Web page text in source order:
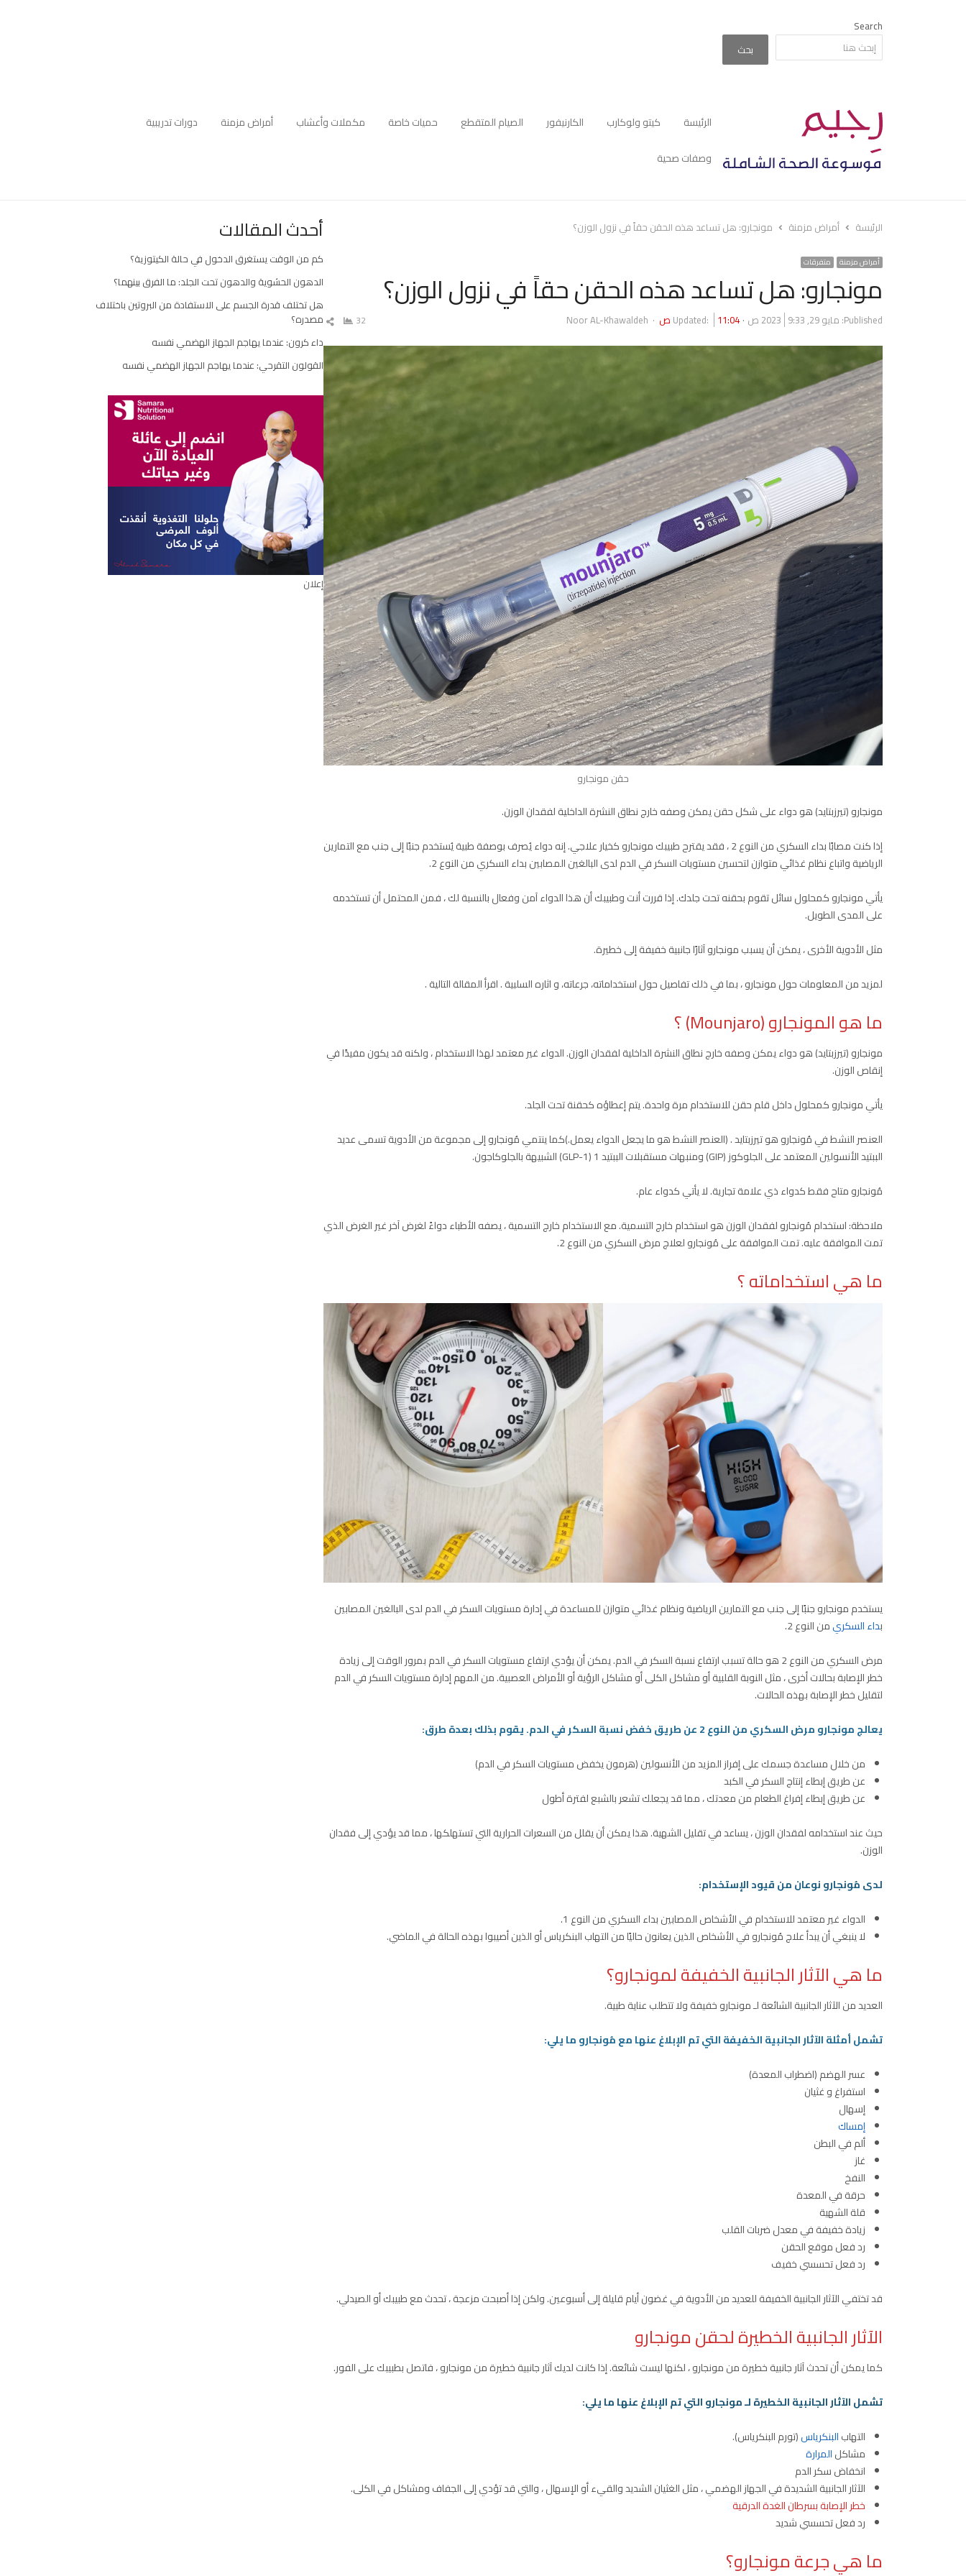
Search
بحث
الرئيسة كيتو ولوكارب الكارنيفور الصيام المتقطع حميات خاصة مكملات وأعشاب أمراض مزمنة
دورات تدريبية
وصفات صحية
الرئيسة أمراض مزمنة مونجارو: هل تساعد هذه الحقن حقاً في نزول الوزن؟
أمراض مزمنة متفرقات
مونجارو: هل تساعد هذه الحقن حقاً في نزول الوزن؟
Published: مايو 29, 2023 9:33 ص Updated: 11:04 ص Author
Noor AL-Khawaldeh
32
شارك
المقال
حقن مونجارو
مونجارو (تيرزبتايد) هو دواء على شكل حقن يمكن وصفه خارج نطاق النشرة الداخلية لفقدان الوزن.
إذا كنت مصابًا بداء السكري من النوع 2 ، فقد يقترح طبيبك مونجارو كخيار علاجي. إنه دواء يُصرف بوصفة طبية يُستخدم جنبًا إلى جنب مع التمارين
الرياضية واتباع نظام غذائي متوازن لتحسين مستويات السكر في الدم لدى البالغين المصابين بداء السكري من النوع 2.
يأتي مونجارو كمحلول سائل تقوم بحقنه تحت جلدك. إذا قررت أنت وطبيبك أن هذا الدواء آمن وفعال بالنسبة لك ، فمن المحتمل أن تستخدمه
على المدى الطويل.
مثل الأدوية الأخرى ، يمكن أن يسبب مونجارو آثارًا جانبية خفيفة إلى خطيرة.
لمزيد من المعلومات حول مونجارو ، بما في ذلك تفاصيل حول استخداماته، جرعاته، و اثاره السلبية . اقرأ المقالة التالية .
ما هو المونجارو (Mounjaro) ؟
مونجارو (تيرزبتايد) هو دواء يمكن وصفه خارج نطاق النشرة الداخلية لفقدان الوزن. الدواء غير معتمد لهذا الاستخدام ، ولكنه قد يكون مفيدًا في
إنقاص الوزن.
يأتي مونجارو كمحلول داخل قلم حقن للاستخدام مرة واحدة. يتم إعطاؤه كحقنة تحت الجلد.
العنصر النشط في مُونجارو هو تيرزبتايد . (العنصر النشط هو ما يجعل الدواء يعمل.)كما ينتمي مُونجارو إلى مجموعة من الأدوية تسمى عديد
الببتيد الأنسولين المعتمد على الجلوكوز (GIP) ومنبهات مستقبلات الببتيد 1 (GLP-1) الشبيهة بالجلوكاجون.
مُونجارو متاح فقط كدواء ذي علامة تجارية. لا يأتي كدواء عام.
ملاحظة: استخدام مُونجارو لفقدان الوزن هو استخدام خارج التسمية. مع الاستخدام خارج التسمية ، يصفه الأطباء دواءً لغرض آخر غير الغرض الذي
تمت الموافقة عليه. تمت الموافقة على مُونجارو لعلاج مرض السكري من النوع 2.
ما هي استخداماته ؟
يستخدم مونجارو جنبًا إلى جنب مع التمارين الرياضية ونظام غذائي متوازن للمساعدة في إدارة مستويات السكر في الدم لدى البالغين المصابين
بداء السكريمن النوع 2.
مرض السكري من النوع 2 هو حالة تسبب ارتفاع نسبة السكر في الدم. يمكن أن يؤدي ارتفاع مستويات السكر في الدم بمرور الوقت إلى زيادة
خطر الإصابة بحالات أخرى ، مثل النوبة القلبية أو مشاكل الكلى أو مشاكل الرؤية أو الأمراض العصبية. من المهم إدارة مستويات السكر في الدم
لتقليل خطر الإصابة بهذه الحالات.
يعالج مونجارو مرض السكري من النوع 2 عن طريق خفض نسبة السكر في الدم. يقوم بذلك بعدة طرق:
من خلال مساعدة جسمك على إفراز المزيد من الأنسولين (هرمون يخفض مستويات السكر في الدم)
عن طريق إبطاء إنتاج السكر في الكبد
عن طريق إبطاء إفراغ الطعام من معدتك ، مما قد يجعلك تشعر بالشبع لفترة أطول
حيث عند استخدامه لفقدان الوزن ، يساعد في تقليل الشهية. هذا يمكن أن يقلل من السعرات الحرارية التي تستهلكها ، مما قد يؤدي إلى فقدان
الوزن.
لدى مُونجارو نوعان من قيود الإستخدام:
الدواء غير معتمد للاستخدام في الأشخاص المصابين بداء السكري من النوع 1.
لا ينبغي أن يبدأ علاج مُونجارو في الأشخاص الذين يعانون حاليًا من التهاب البنكرياس أو الذين أصيبوا بهذه الحالة في الماضي.
ما هي الآثار الجانبية الخفيفة لمونجارو؟
العديد من الآثار الجانبية الشائعة لـ مونجارو خفيفة ولا تتطلب عناية طبية.
تشمل أمثلة الآثار الجانبية الخفيفة التي تم الإبلاغ عنها مع مُونجارو ما يلي:
عسر الهضم (اضطراب المعدة)
استفراغ و غثيان
إسهال
إمساك
ألم في البطن
غاز
النفخ
حرقة في المعدة
قلة الشهية
زيادة خفيفة في معدل ضربات القلب
رد فعل موقع الحقن
رد فعل تحسسي خفيف
قد تختفي الآثار الجانبية الخفيفة للعديد من الأدوية في غضون أيام قليلة إلى أسبوعين. ولكن إذا أصبحت مزعجة ، تحدث مع طبيبك أو الصيدلي.
الآثار الجانبية الخطيرة لحقن مونجارو
كما يمكن أن تحدث آثار جانبية خطيرة من مونجارو ، لكنها ليست شائعة. إذا كانت لديك آثار جانبية خطيرة من مونجارو ، فاتصل بطبيبك على الفور.
تشمل الآثار الجانبية الخطيرة لـ مونجارو التي تم الإبلاغ عنها ما يلي:
التهابالبنكرياس(تورم البنكرياس).
مشاكلالمرارة
انخفاض سكر الدم
الآثار الجانبية الشديدة في الجهاز الهضمي ، مثل الغثيان الشديد والقيء أو الإسهال ، والتي قد تؤدي إلى الجفاف ومشاكل في الكلى.
خطر الإصابة بسرطان الغدة الدرقية
رد فعل تحسسي شديد
ما هي جرعة مونجارو؟
أحدث المقالات
كم من الوقت يستغرق الدخول في حالة الكيتوزية؟
الدهون الحشوية والدهون تحت الجلد: ما الفرق بينهما؟
هل تختلف قدرة الجسم على الاستفادة من البروتين باختلاف
مصدره؟
داء كرون: عندما يهاجم الجهاز الهضمي نفسه
القولون التقرحي: عندما يهاجم الجهاز الهضمي نفسه
إعلان